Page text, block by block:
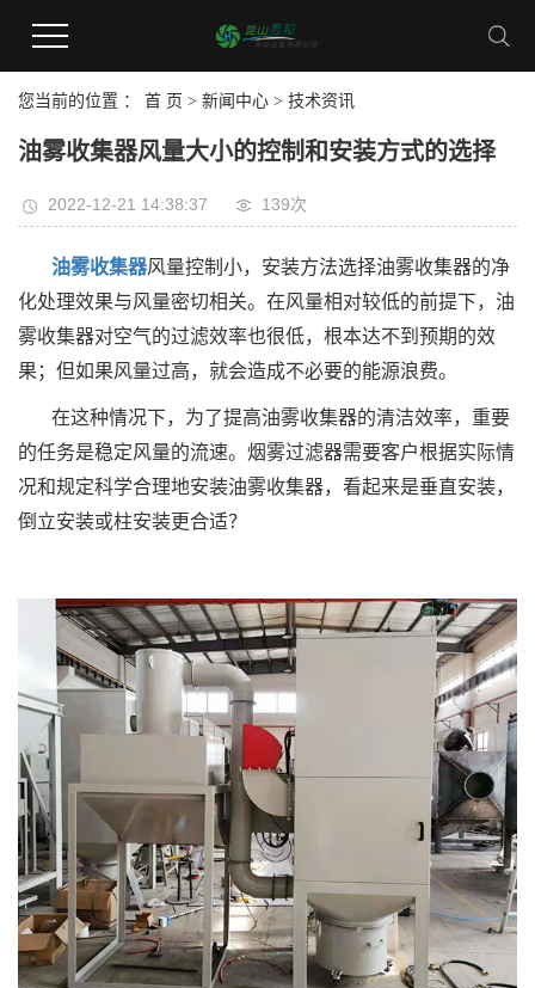
您当前的位置 ： 首 页 > 新闻中心 > 技术资讯
油雾收集器风量大小的控制和安装方式的选择
2022-12-21 14:38:37 139次
油雾收集器风量控制小，安装方法选择油雾收集器的净
化处理效果与风量密切相关。在风量相对较低的前提下，油
雾收集器对空气的过滤效率也很低，根本达不到预期的效
果；但如果风量过高，就会造成不必要的能源浪费。
在这种情况下，为了提高油雾收集器的清洁效率，重要
的任务是稳定风量的流速。烟雾过滤器需要客户根据实际情
况和规定科学合理地安装油雾收集器，看起来是垂直安装，
倒立安装或柱安装更合适？